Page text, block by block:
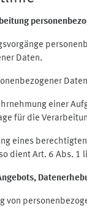
Daten.
einer
für die
eines
dient Art. 6 Abs.
von